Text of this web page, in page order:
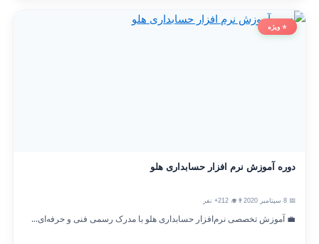
⭐ ویژه
دوره آموزش نرم افزار حسابداری هلو
👨‍🎓 212+ نفر
💼 آموزش تخصصی نرم‌افزار حسابداری هلو با مدرک رسمی فنی و حرفه‌ای...